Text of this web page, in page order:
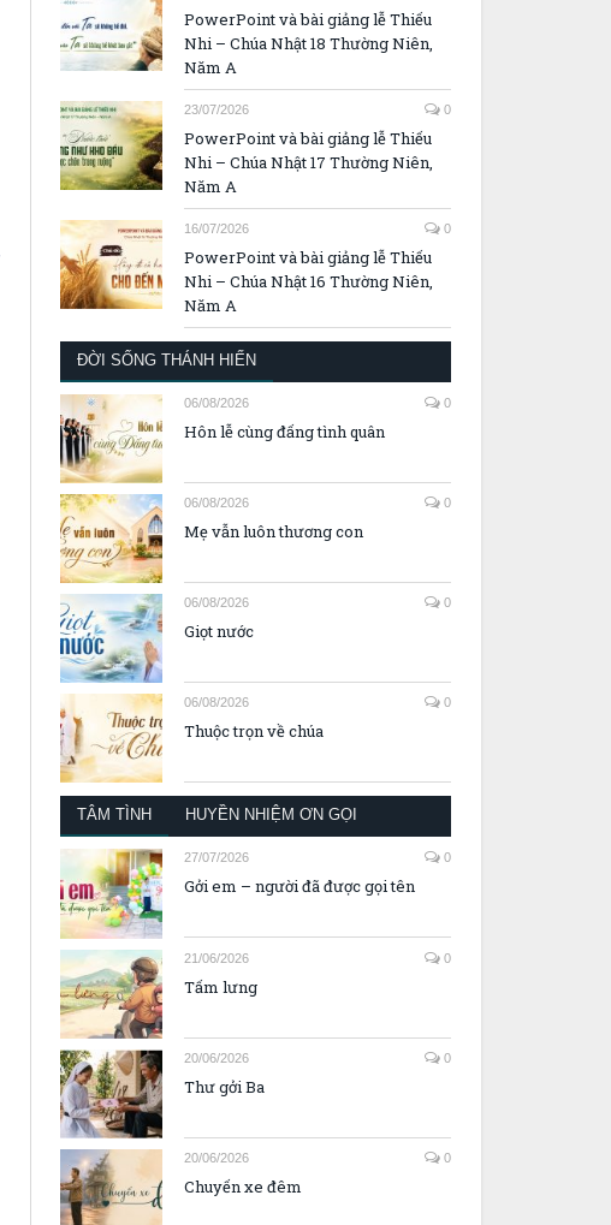
PowerPoint và bài giảng lễ Thiếu
Nhi – Chúa Nhật 18 Thường Niên,
Năm A
23/07/2026 0
PowerPoint và bài giảng lễ Thiếu
Nhi – Chúa Nhật 17 Thường Niên,
Năm A
16/07/2026 0
PowerPoint và bài giảng lễ Thiếu
Nhi – Chúa Nhật 16 Thường Niên,
Năm A
ĐỜI SỐNG THÁNH HIẾN
06/08/2026 0
Hôn lễ cùng đấng tình quân
06/08/2026 0
Mẹ vẫn luôn thương con
06/08/2026 0
Giọt nước
06/08/2026 0
Thuộc trọn về chúa
TÂM TÌNH HUYỀN NHIỆM ƠN GỌI
27/07/2026 0
Gởi em – người đã được gọi tên
21/06/2026 0
Tấm lưng
20/06/2026 0
Thư gởi Ba
20/06/2026 0
Chuyến xe đêm